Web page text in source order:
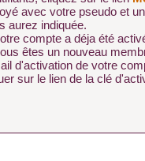
avec votre pseudo et
aurez indiquée.
compte a déja été
êtes un nouveau
d'activation de votre
sur le lien de la clé